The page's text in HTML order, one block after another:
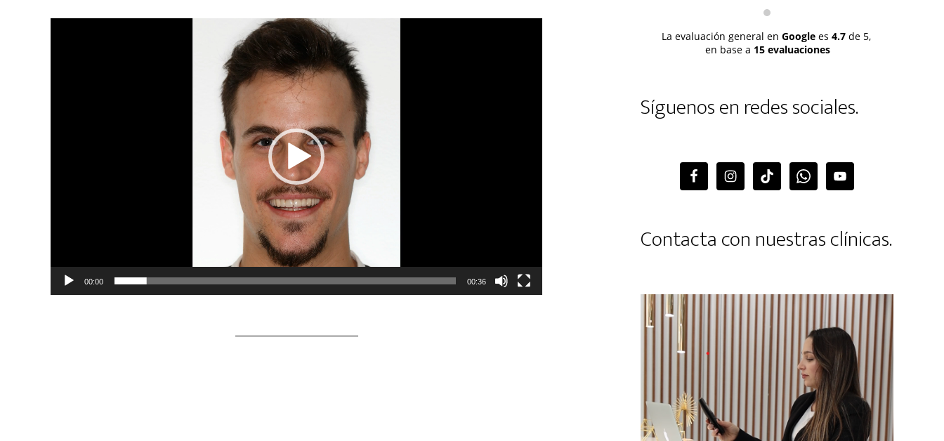
00:00 00:36
La evaluación general en Google es 4.7 de 5,
en base a 15 evaluaciones
Síguenos en redes sociales.
Contacta con nuestras clínicas.